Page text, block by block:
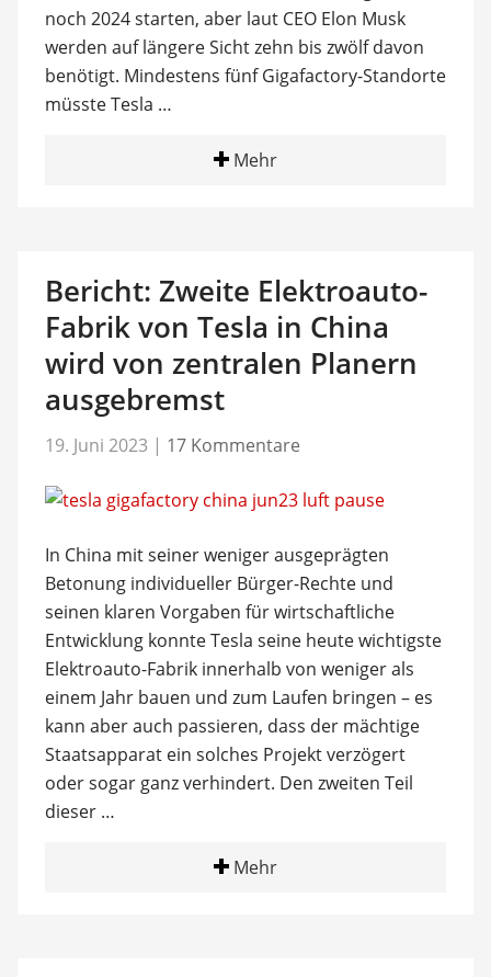
noch 2024 starten, aber laut CEO Elon Musk
werden auf längere Sicht zehn bis zwölf davon
benötigt. Mindestens fünf Gigafactory-Standorte
müsste Tesla …
Mehr
Bericht: Zweite Elektroauto-
Fabrik von Tesla in China
wird von zentralen Planern
ausgebremst
19. Juni 2023 | 17 Kommentare
In China mit seiner weniger ausgeprägten
Betonung individueller Bürger-Rechte und
seinen klaren Vorgaben für wirtschaftliche
Entwicklung konnte Tesla seine heute wichtigste
Elektroauto-Fabrik innerhalb von weniger als
einem Jahr bauen und zum Laufen bringen – es
kann aber auch passieren, dass der mächtige
Staatsapparat ein solches Projekt verzögert
oder sogar ganz verhindert. Den zweiten Teil
dieser …
Mehr